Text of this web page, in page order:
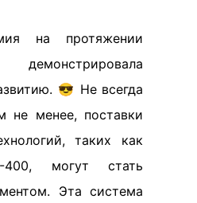
на протяжении
😎 Не всегда
не менее, поставки
таких как
400, могут стать
Эта система